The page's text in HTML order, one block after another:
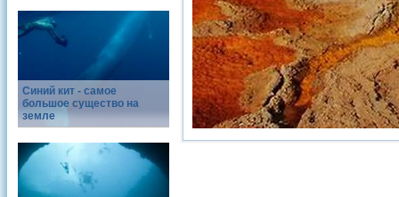
Синий кит - самое
большое существо на
земле